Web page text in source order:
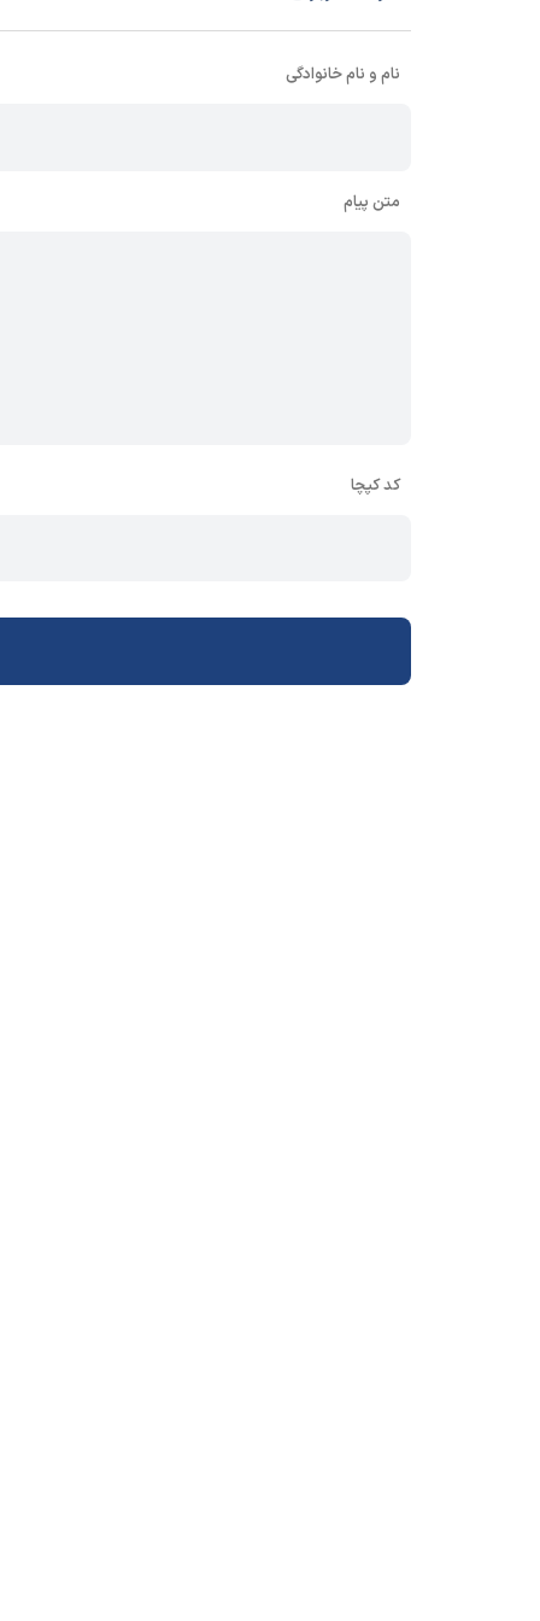
نام و نام خانوادگی
متن پیام
کد کپچا